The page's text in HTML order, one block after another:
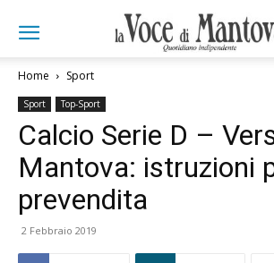
Home Sport
Sport Top-Sport
Calcio Serie D –
Mantova: istruzioni
prevendita
2 Febbraio 2019